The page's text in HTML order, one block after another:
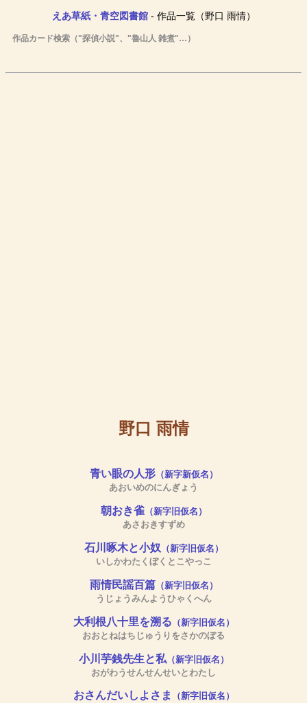
えあ草紙・青空図書館- 作品一覧（野口 雨情）
作品カード検索（"探偵小説"、"魯山人 雑煮"…）
野口 雨情
青い眼の人形（新字新仮名）
あおいめのにんぎょう
朝おき雀（新字旧仮名）
あさおきすずめ
石川啄木と小奴（新字旧仮名）
いしかわたくぼくとこやっこ
雨情民謡百篇 （新字旧仮名）
うじょうみんようひゃくへん
大利根八十里を溯る （新字旧仮名）
おおとねはちじゅうりをさかのぼる
小川芋銭先生と私（新字旧仮名）
おがわうせんせんせいとわたし
おさんだいしよさま （新字旧仮名）